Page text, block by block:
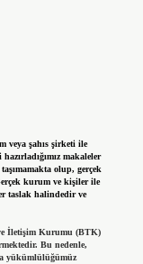
veya şahıs şirketi ile
makaleler
olup, gerçek
kurum ve kişiler ile
taslak halindedir ve
İletişim Kurumu (BTK)
Bu nedenle,
yükümlülüğümüz